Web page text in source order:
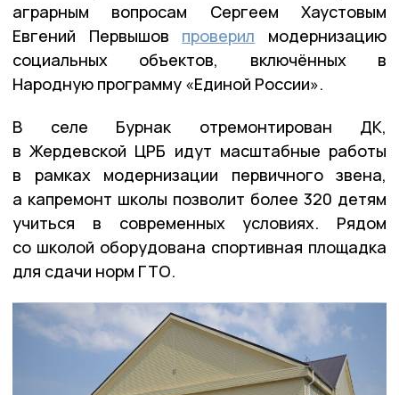
аграрным вопросам Сергеем Хаустовым
Евгений Первышов проверил модернизацию
социальных объектов, включённых в
Народную программу «Единой России».
В селе Бурнак отремонтирован ДК,
в Жердевской ЦРБ идут масштабные работы
в рамках модернизации первичного звена,
а капремонт школы позволит более 320 детям
учиться в современных условиях. Рядом
со школой оборудована спортивная площадка
для сдачи норм ГТО.